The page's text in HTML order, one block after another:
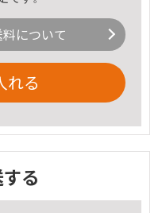
について
れる
る